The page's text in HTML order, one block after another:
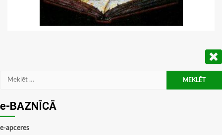
Meklēt:
e-BAZNĪCĀ
e-apceres